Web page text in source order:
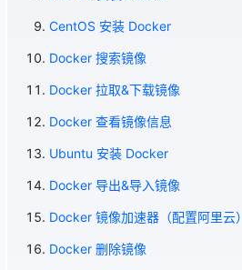
CentOS 安装 Docker
Docker 搜索镜像
Docker 拉取&下载镜像
Docker 查看镜像信息
Ubuntu 安装 Docker
Docker 导出&导入镜像
Docker 镜像加速器（配置阿里云）
Docker 删除镜像